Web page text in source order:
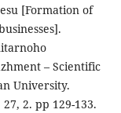
[Formation of
– Scientific
University.
2. pp 129-133.